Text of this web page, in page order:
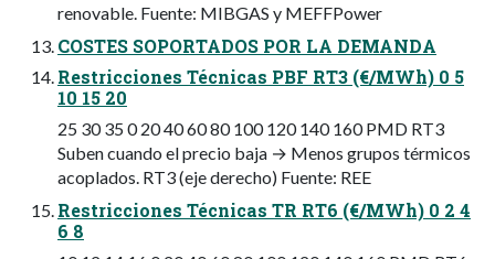
renovable. Fuente: MIBGAS y MEFFPower
COSTES SOPORTADOS POR LA DEMANDA
Restricciones Técnicas PBF RT3 (€/MWh) 0 5
10 15 20
25 30 35 0 20 40 60 80 100 120 140 160 PMD RT3
Suben cuando el precio baja → Menos grupos térmicos
acoplados. RT3 (eje derecho) Fuente: REE
Restricciones Técnicas TR RT6 (€/MWh) 0 2 4
6 8